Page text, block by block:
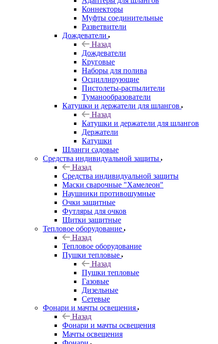
Коннекторы
Муфты соединительные
Разветвители
Дождеватели
Назад
Дождеватели
Круговые
Наборы для полива
Осциллирующие
Пистолеты-распылители
Туманообразователи
Катушки и держатели для шлангов
Назад
Катушки и держатели для шлангов
Держатели
Катушки
Шланги садовые
Средства индивидуальной защиты
Назад
Средства индивидуальной защиты
Маски сварочные "Хамелеон"
Наушники противошумные
Очки защитные
Футляры для очков
Щитки защитные
Тепловое оборудование
Назад
Тепловое оборудование
Пушки тепловые
Назад
Пушки тепловые
Газовые
Дизельные
Сетевые
Фонари и мачты освещения
Назад
Фонари и мачты освещения
Мачты освещения